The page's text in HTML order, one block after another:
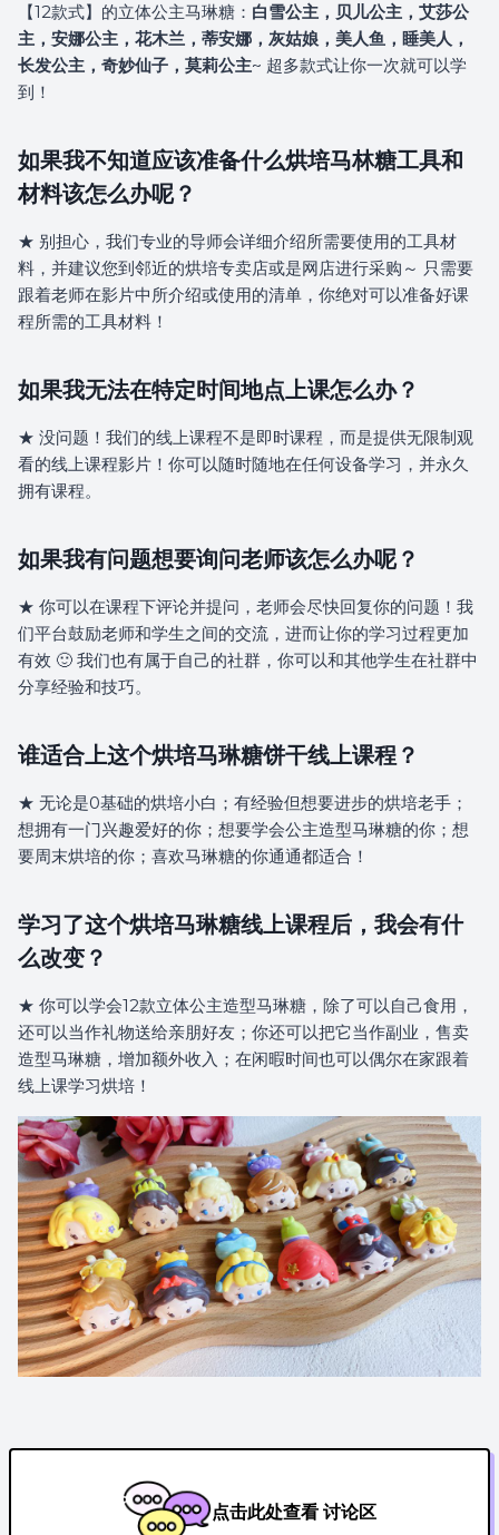
【12款式】的立体公主马琳糖： 白雪公主，贝儿公主，艾莎公
主，安娜公主，花木兰，蒂安娜，灰姑娘，美人鱼，睡美人，
长发公主，奇妙仙子，莫莉公主~ 超多款式让你一次就可以学
到！
如果我不知道应该准备什么烘培马林糖工具和
材料该怎么办呢？
★ 别担心，我们专业的导师会详细介绍所需要使用的工具材
料，并建议您到邻近的烘培专卖店或是网店进行采购～ 只需要
跟着老师在影片中所介绍或使用的清单，你绝对可以准备好课
程所需的工具材料！
如果我无法在特定时间地点上课怎么办？
★ 没问题！我们的线上课程不是即时课程，而是提供无限制观
看的线上课程影片！你可以随时随地在任何设备学习，并永久
拥有课程。
如果我有问题想要询问老师该怎么办呢？
★ 你可以在课程下评论并提问，老师会尽快回复你的问题！我
们平台鼓励老师和学生之间的交流，进而让你的学习过程更加
有效 🙂 我们也有属于自己的社群，你可以和其他学生在社群中
分享经验和技巧。
谁适合上这个烘培马琳糖饼干线上课程？
★ 无论是0基础的烘培小白；有经验但想要进步的烘培老手；
想拥有一门兴趣爱好的你；想要学会公主造型马琳糖的你；想
要周末烘培的你；喜欢马琳糖的你通通都适合！
学习了这个烘培马琳糖线上课程后，我会有什
么改变？
★ 你可以学会12款立体公主造型马琳糖，除了可以自己食用，
还可以当作礼物送给亲朋好友；你还可以把它当作副业，售卖
造型马琳糖，增加额外收入；在闲暇时间也可以偶尔在家跟着
线上课学习烘培！
点击此处查看 讨论区